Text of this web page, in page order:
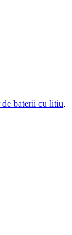
baterii cu litiu,